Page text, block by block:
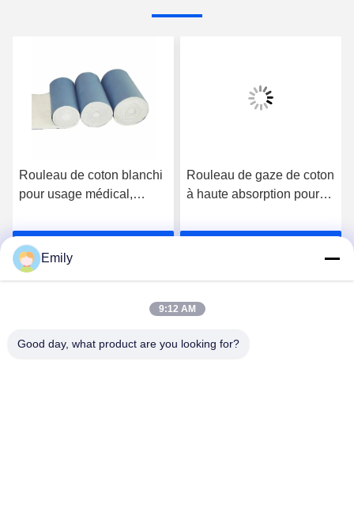
Rouleau de coton blanchi
pour usage médical,
matériaux écologiques
Rouleau de gaze de coton
à haute absorption pour
établissements médicaux
Emily
9:12 AM
Good day, what product are you looking for?